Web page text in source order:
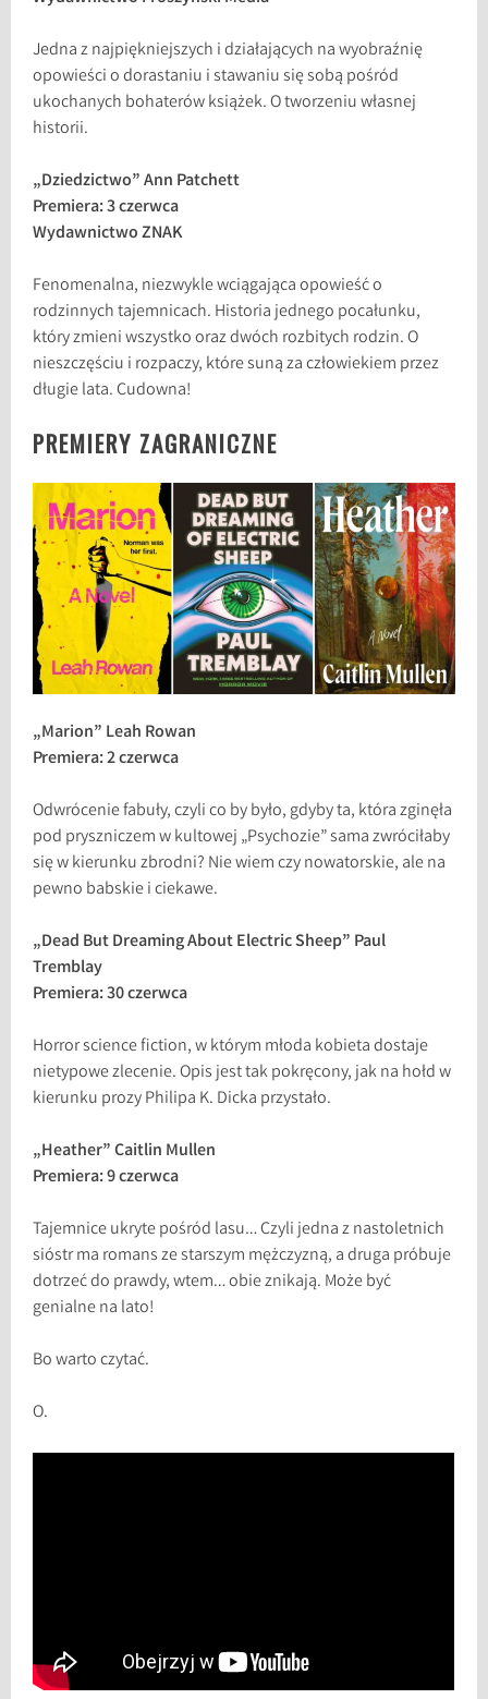
Jedna z najpiękniejszych i działających na wyobraźnię
opowieści o dorastaniu i stawaniu się sobą pośród
ukochanych bohaterów książek. O tworzeniu własnej
historii.
„Dziedzictwo” Ann Patchett
Premiera: 3 czerwca
Wydawnictwo ZNAK
Fenomenalna, niezwykle wciągająca opowieść o
rodzinnych tajemnicach. Historia jednego pocałunku,
który zmieni wszystko oraz dwóch rozbitych rodzin. O
nieszczęściu i rozpaczy, które suną za człowiekiem przez
długie lata. Cudowna!
PREMIERY ZAGRANICZNE
„Marion” Leah Rowan
Premiera: 2 czerwca
Odwrócenie fabuły, czyli co by było, gdyby ta, która zginęła
pod pryszniczem w kultowej „Psychozie” sama zwróciłaby
się w kierunku zbrodni? Nie wiem czy nowatorskie, ale na
pewno babskie i ciekawe.
„Dead But Dreaming About Electric Sheep” Paul
Tremblay
Premiera: 30 czerwca
Horror science fiction, w którym młoda kobieta dostaje
nietypowe zlecenie. Opis jest tak pokręcony, jak na hołd w
kierunku prozy Philipa K. Dicka przystało.
„Heather” Caitlin Mullen
Premiera: 9 czerwca
Tajemnice ukryte pośród lasu… Czyli jedna z nastoletnich
sióstr ma romans ze starszym mężczyzną, a druga próbuje
dotrzeć do prawdy, wtem… obie znikają. Może być
genialne na lato!
Bo warto czytać.
O.